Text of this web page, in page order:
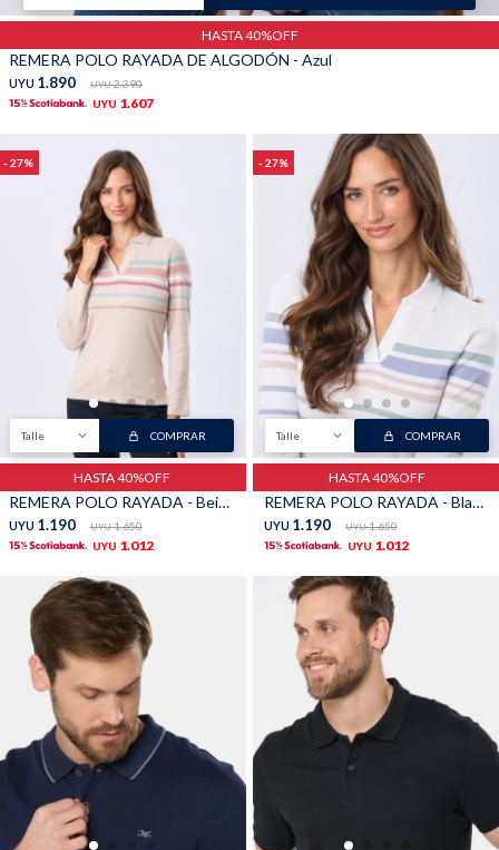
HASTA 40%OFF
REMERA POLO RAYADA DE ALGODÓN - Azul
UYU 1.890 UYU 2.390
UYU 1.607
27
Talle COMPRAR
HASTA 40%OFF
REMERA POLO RAYADA - Beige
UYU 1.190 UYU 1.650
UYU 1.012
27
Talle COMPRAR
HASTA 40%OFF
REMERA POLO RAYADA - Blanco
UYU 1.190 UYU 1.650
UYU 1.012